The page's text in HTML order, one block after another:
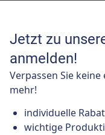
Jetzt zu
anmelden!
Verpassen Sie
mehr!
individuelle
wichtige